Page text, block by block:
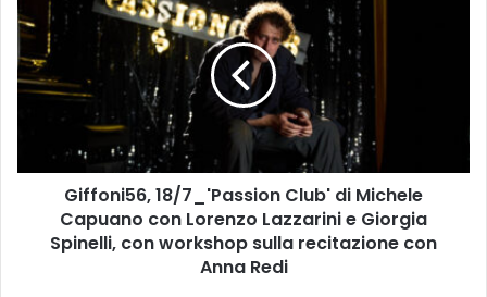
i
f
f
o
6
Giffoni56, 18/7_'Passion Club' di Michele
Capuano con Lorenzo Lazzarini e Giorgia
Spinelli, con workshop sulla recitazione con
Anna Redi